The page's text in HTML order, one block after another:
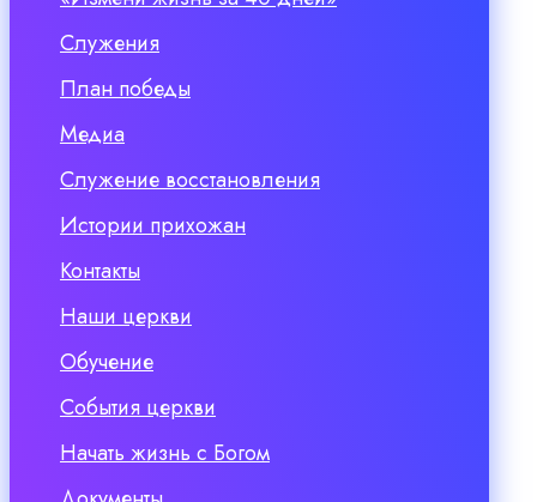
Служения
План победы
Медиа
Служение восстановления
Истории прихожан
Контакты
Наши церкви
Обучение
События церкви
Начать жизнь с Богом